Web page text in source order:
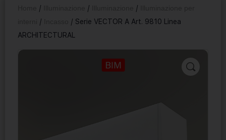
/ / /
/
/ Serie VECTOR A Art. 9810 Linea
ARCHITECTURAL